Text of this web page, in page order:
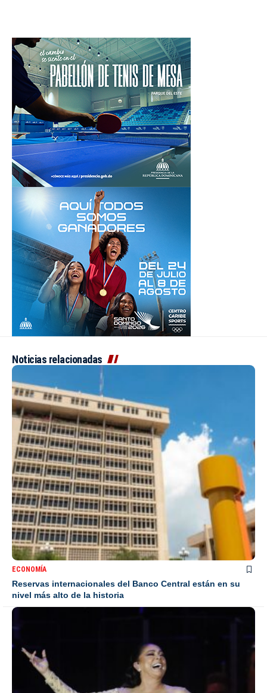
Noticias relacionadas
ECONOMÍA
Reservas internacionales del Banco Central están en su
nivel más alto de la historia